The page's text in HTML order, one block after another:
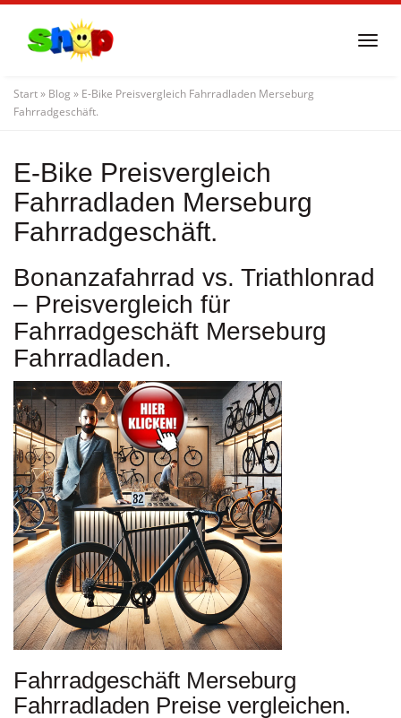
content
Start» Blog » E-Bike Preisvergleich Fahrradladen Merseburg
Fahrradgeschäft.
E-Bike Preisvergleich
Fahrradladen Merseburg
Fahrradgeschäft.
Bonanzafahrrad vs. Triathlonrad
– Preisvergleich für
Fahrradgeschäft Merseburg
Fahrradladen.
Fahrradgeschäft Merseburg
Fahrradladen Preise vergleichen.